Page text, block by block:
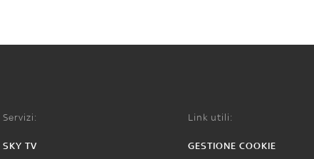
Servizi:
SKY TV
Link utili:
GESTIONE COOKIE